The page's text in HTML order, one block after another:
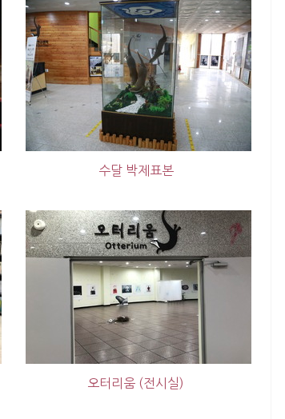
수달 박제표본
오터리움 (전시실)